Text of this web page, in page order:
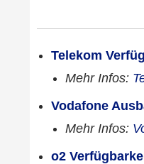
Telekom
Mehr Infos:
Vodafone
Mehr Infos:
o2